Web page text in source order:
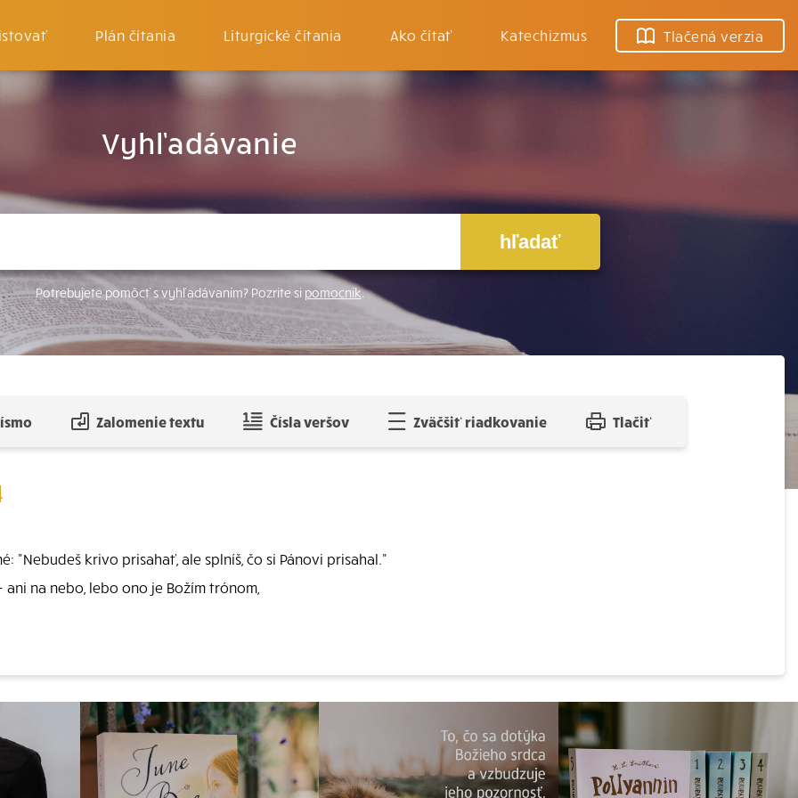
Plán čítania Liturgické čítania Ako čítať Katechizmus Tlačená verzia
Vyhľadávanie
hľadať
Potrebujete pomôcť s vyhľadávaním? Pozrite si pomocník.
Zalomenie textu Čísla veršov Zväčšiť riadkovanie Tlačiť
"Nebudeš krivo prisahať, ale splníš, čo si Pánovi prisahal."
na nebo, lebo ono je Božím trónom,